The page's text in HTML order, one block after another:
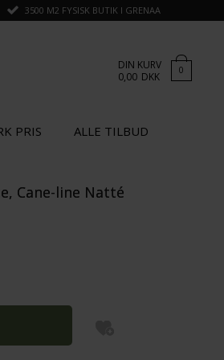
3500 M2 FYSISK BUTIK I GRENAA
DIN KURV
0,00 DKK 0
PRIS ALLE TILBUD
Cane-line Natté